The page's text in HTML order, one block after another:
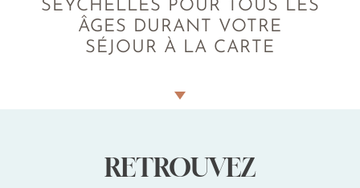
SEYCHELLES POUR TOUS LES
ÂGES DURANT VOTRE
SÉJOUR À LA CARTE
très large palette d’activités
RETROUVEZ